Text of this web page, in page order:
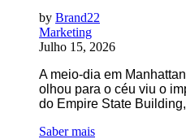
by Brand22
Marketing
Julho 15, 2026
A meio-dia em
olhou para o céu viu o
do Empire State
Saber mais